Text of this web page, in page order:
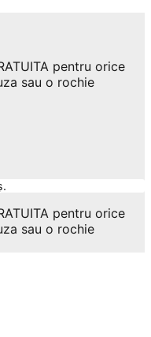
pentru orice
sau o rochie
pentru orice
sau o rochie